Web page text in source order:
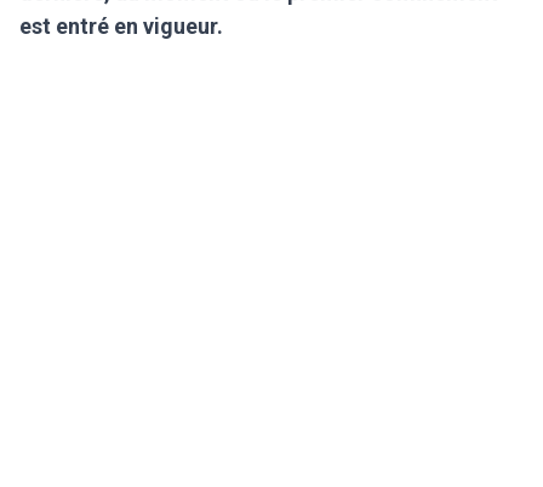
est entré en vigueur.